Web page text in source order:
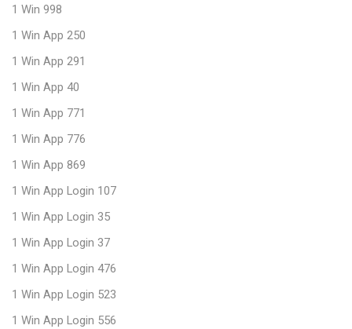
1 Win 998
1 Win App 250
1 Win App 291
1 Win App 40
1 Win App 771
1 Win App 776
1 Win App 869
1 Win App Login 107
1 Win App Login 35
1 Win App Login 37
1 Win App Login 476
1 Win App Login 523
1 Win App Login 556